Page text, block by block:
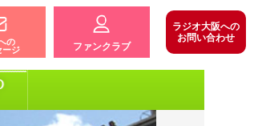
の
ージ
ファンクラブ
ラジオ大阪への
お問い合わせ